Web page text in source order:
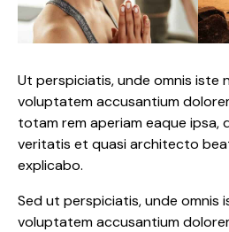
Ut perspiciatis, unde omnis iste
voluptatem accusantium
totam rem aperiam eaque ipsa,
veritatis et quasi architecto
explicabo.
Sed ut perspiciatis, unde omnis
voluptatem accusantium